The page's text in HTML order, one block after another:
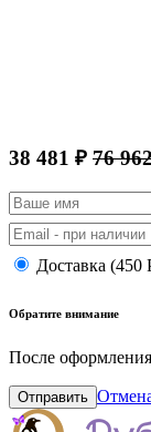
38 481 ₽ 76
Доставка (450
Обратите внимание
После
Отправить